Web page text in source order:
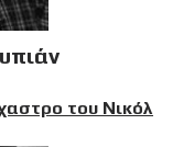
του Νικόλ